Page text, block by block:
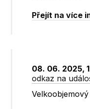
Přejít na více
08. 06. 2025,
odkaz na